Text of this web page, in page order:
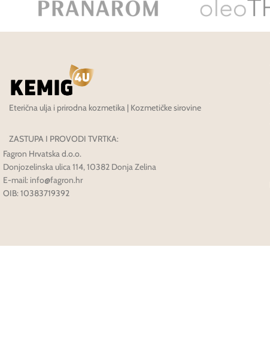
Eterična ulja i prirodna kozmetika | Kozmetičke sirovine
ZASTUPA I PROVODI TVRTKA:
Fagron Hrvatska d.o.o.
Donjozelinska ulica 114, 10382 Donja Zelina
E-mail: info@fagron.hr
OIB: 10383719392